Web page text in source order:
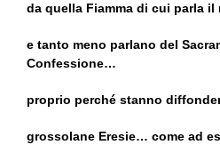
da quella Fiamma di cui parla
e tanto meno parlano del
Confessione…
proprio perché stanno
grossolane Eresie… come ad